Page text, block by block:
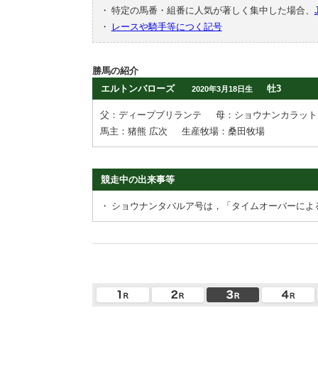
・ 特定の馬番・組番に人気が著しく集中した場合、
・
レースや騎手等につく記号
勝馬の紹介
エルトンバローズ
2020年3月18日生 牡3
父：ディープブリランテ
母：ショウナンカラット
馬主：猪熊 広次
生産牧場：桑田牧場
競走中の出来事等
・ ショウナンタバルア号は，「タイムオーバーに